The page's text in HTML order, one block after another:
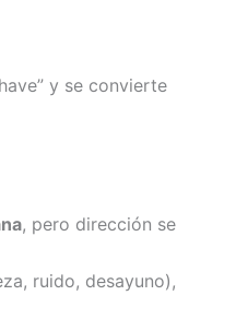
y se convierte
, pero dirección se
ruido, desayuno),